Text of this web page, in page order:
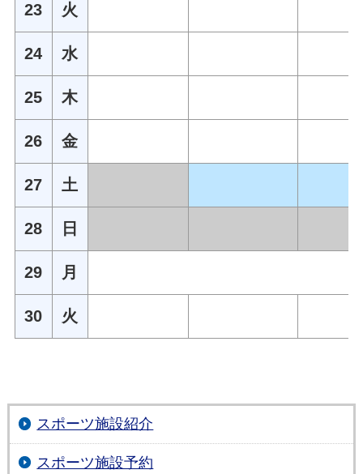
23 火
24 水
25 木
26 金
27 土
28 日
29 月
30 火
スポーツ施設紹介
スポーツ施設予約